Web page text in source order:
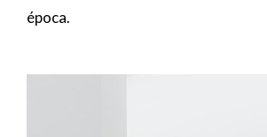
época.